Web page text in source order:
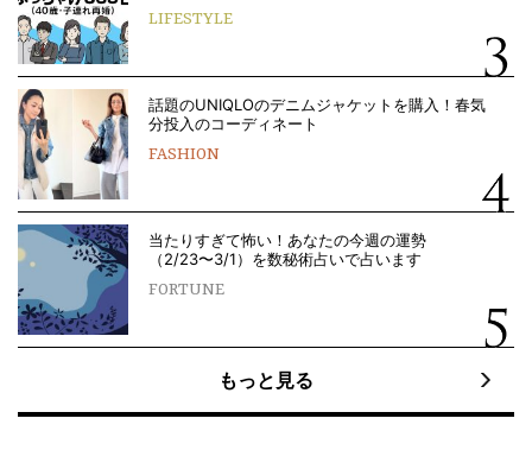
LIFESTYLE
話題のUNIQLOのデニムジャケットを購入！春気
分投入のコーディネート
FASHION
当たりすぎて怖い！あなたの今週の運勢
（2/23〜3/1）を数秘術占いで占います
FORTUNE
もっと見る